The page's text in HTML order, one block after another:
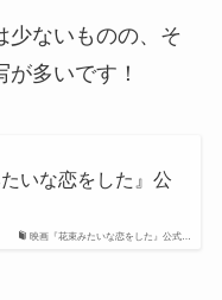
少ないものの、そ
多いです！
映画『花束みたいな恋をした』公式…
いな恋をした』公